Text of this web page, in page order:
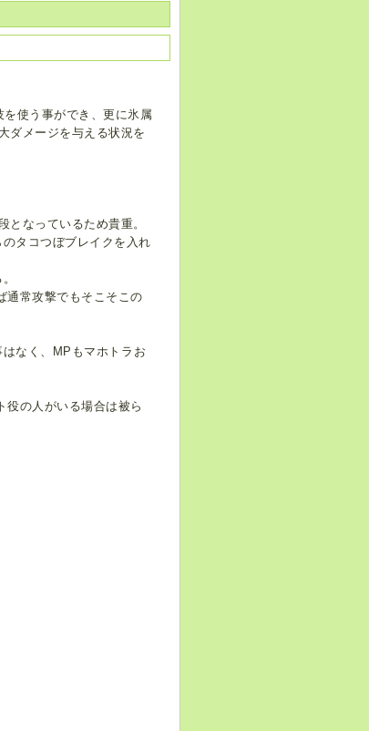
使う事ができ、更に氷属
ダメージを与える状況を
となっているため貴重。
タコつぼブレイクを入れ
通常攻撃でもそこそこの
なく、MPもマホトラお
役の人がいる場合は被ら